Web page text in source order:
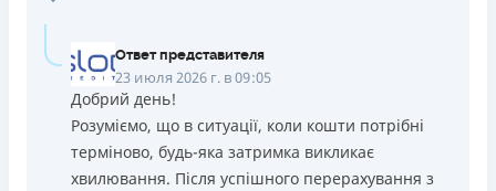
Ответ представителя
23 июля 2026 г. в 09:05
Добрий день!
Розуміємо, що в ситуації, коли кошти потрібні
терміново, будь-яка затримка викликає
хвилювання. Після успішного перерахування з